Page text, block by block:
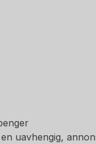
uavhengig,